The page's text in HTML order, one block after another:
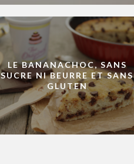
LE BANANACHOC, SANS
SUCRE NI BEURRE ET SANS
GLUTEN